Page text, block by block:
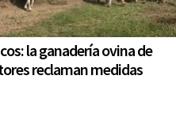
la ganadería ovina de
reclaman medidas